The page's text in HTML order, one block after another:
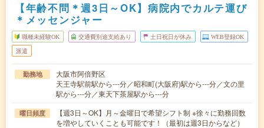
【年齢不問＊週3日～OK】病院内でカルテ運び
＊メッセンジャー
職種未経験OK 交通費別途支給あり 土日祝日が休み WEB登録OK
派遣
勤務地
大阪市阿倍野区
天王寺駅前駅から---分／昭和町(大阪府)駅から---分／文の里
駅から---分／東天下茶屋駅から---分
曜日頻度
【週3日～OK】月～金曜日で希望シフト制 ※徐々に勤務回数
を増やしていくことも可能です！（最初は週3日からなど）